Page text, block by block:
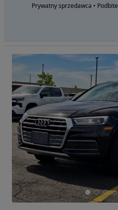
Prywatny sprzedawca • Podbite